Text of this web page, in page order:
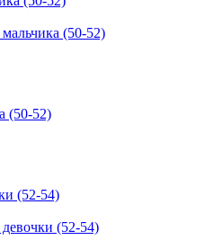
(50-52)
(50-52)
(52-54)